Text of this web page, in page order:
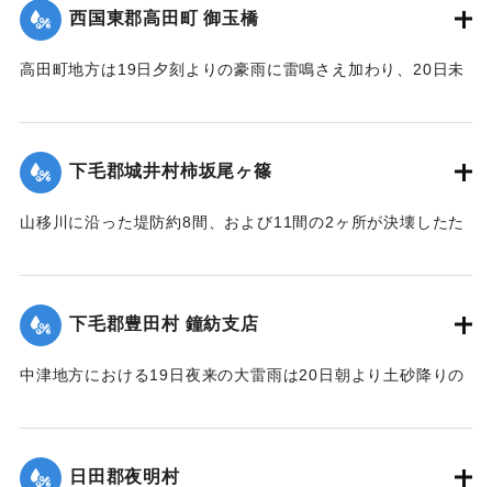
【出典：大分新聞 大正12年6月22日 朝刊7面】
｜固有コード: 00275062
西国東郡高田町 御玉橋
高田町地方は19日夕刻よりの豪雨に雷鳴さえ加わり、20日未
まずについに桂川は近々30分間くらいの間に、1丈4尺以上の
増水を見るにいたり、橋の架設工事で使用中の機械および小
舟が流失したのをはじめとして沿岸に積載ていた石炭、石
【出典：大分新聞 大正12年6月22日 朝刊7面、6月23日朝刊4
面】
｜固有コード:00275063
下毛郡城井村柿坂尾ヶ篠
山移川に沿った堤防約8間、および11間の2ヶ所が決壊したた
になった。
住民所有の木材、セメント（価格約800円）を流失した。
【出典：大分新聞 大正12年6月22日 朝刊4面、朝刊7面】
下毛郡豊田村 鐘紡支店
中津地方における19日夜来の大雷雨は20日朝より土砂降りの
た。これと同時に中津市外豊田村鐘紡支店付近一帯はほとん
ど泥の海と化し、浸水家屋200戸以上に達し、活動常設賓館付
日田郡夜明村